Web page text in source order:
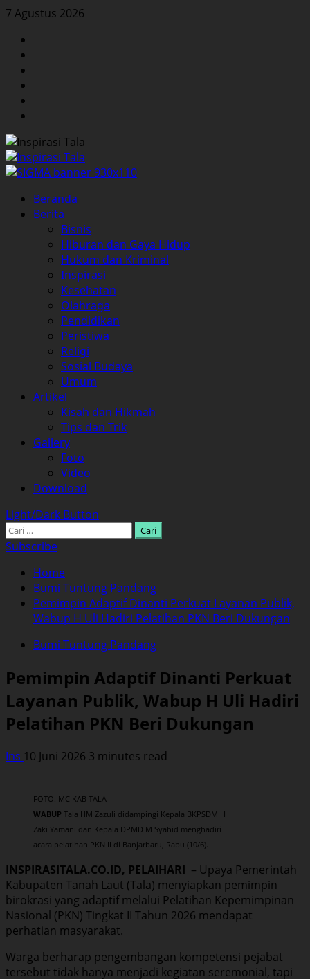
Skip
content
7 Agustus 2026
Primary
Menu
Beranda
Berita
Bisnis
Hiburan dan Gaya Hidup
Hukum dan Kriminal
Inspirasi
Kesehatan
Olahraga
Pendidikan
Peristiwa
Religi
Sosial Budaya
Umum
Artikel
Kisah dan Hikmah
Tips dan Trik
Gallery
Foto
Video
Download
Light/Dark Button
Cari
untuk:
Subscribe
Home
Bumi Tuntung Pandang
Pemimpin Adaptif Dinanti Perkuat Layanan Publik,
Wabup H Uli Hadiri Pelatihan PKN Beri Dukungan
Bumi Tuntung Pandang
Pemimpin Adaptif Dinanti Perkuat
Layanan Publik, Wabup H Uli Hadiri
Pelatihan PKN Beri Dukungan
Ins 10 Juni 2026 3 minutes read
FOTO: MC KAB TALA
WABUP Tala HM Zazuli didampingi Kepala BKPSDM H
Zaki Yamani dan Kepala DPMD M Syahid menghadiri
acara pelatihan PKN II di Banjarbaru, Rabu (10/6).
INSPIRASITALA.CO.ID, PELAIHARI – Upaya Pemerintah
Kabupaten Tanah Laut (Tala) menyiapkan pemimpin
birokrasi yang adaptif melalui Pelatihan Kepemimpinan
Nasional (PKN) Tingkat II Tahun 2026 mendapat
perhatian masyarakat.
Warga berharap pengembangan kompetensi pejabat
tersebut tidak hanya menjadi kegiatan seremonial, tapi